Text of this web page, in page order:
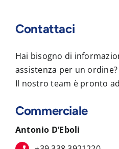
Contattaci
Hai bisogno di
assistenza per un ordine?
Il nostro team è pronto
Commerciale
Antonio D’Eboli